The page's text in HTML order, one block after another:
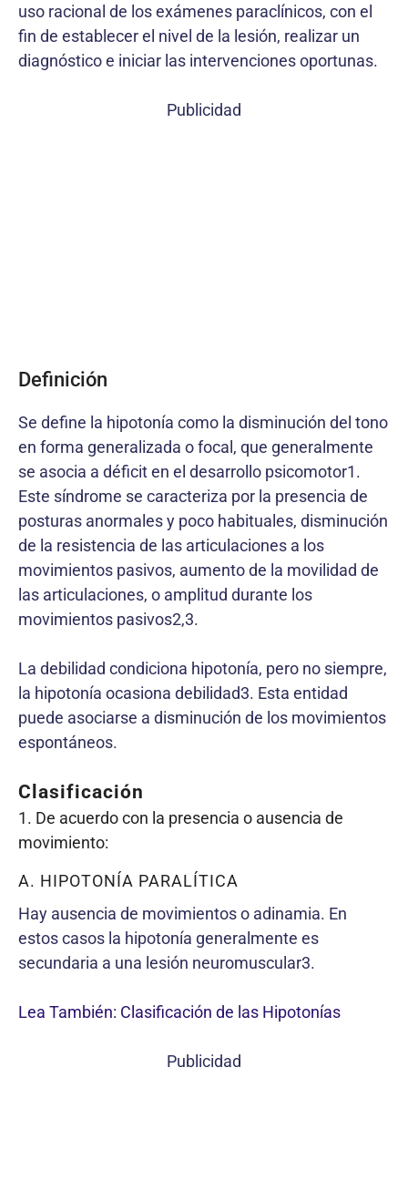
uso racional de los exámenes paraclínicos, con el
fin de establecer el nivel de la lesión, realizar un
diagnóstico e iniciar las intervenciones oportunas.
Publicidad
Definición
Se define la hipotonía como la disminución del tono
en forma generalizada o focal, que generalmente
se asocia a déficit en el desarrollo psicomotor1.
Este síndrome se caracteriza por la presencia de
posturas anormales y poco habituales, disminución
de la resistencia de las articulaciones a los
movimientos pasivos, aumento de la movilidad de
las articulaciones, o amplitud durante los
movimientos pasivos2,3.
La debilidad condiciona hipotonía, pero no siempre,
la hipotonía ocasiona debilidad3. Esta entidad
puede asociarse a disminución de los movimientos
espontáneos.
Clasificación
1. De acuerdo con la presencia o ausencia de
movimiento:
A. HIPOTONÍA PARALÍTICA
Hay ausencia de movimientos o adinamia. En
estos casos la hipotonía generalmente es
secundaria a una lesión neuromuscular3.
Lea También: Clasificación de las Hipotonías
Publicidad